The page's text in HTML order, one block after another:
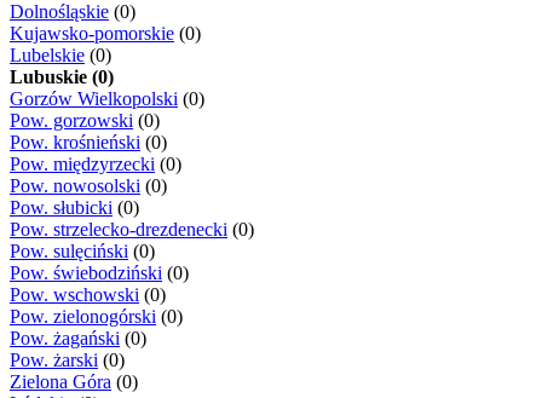
Dolnośląskie (0)
Kujawsko-pomorskie (0)
Lubelskie (0)
Lubuskie (0)
Gorzów Wielkopolski (0)
Pow. gorzowski (0)
Pow. krośnieński (0)
Pow. międzyrzecki (0)
Pow. nowosolski (0)
Pow. słubicki (0)
Pow. strzelecko-drezdenecki (0)
Pow. sulęciński (0)
Pow. świebodziński (0)
Pow. wschowski (0)
Pow. zielonogórski (0)
Pow. żagański (0)
Pow. żarski (0)
Zielona Góra (0)